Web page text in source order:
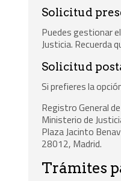
Solicitud
Puedes gestionar
Justicia. Recuerda
Solicitud
Si prefieres la
Registro General
Ministerio de
Plaza Jacinto
28012, Madrid.
Trámites